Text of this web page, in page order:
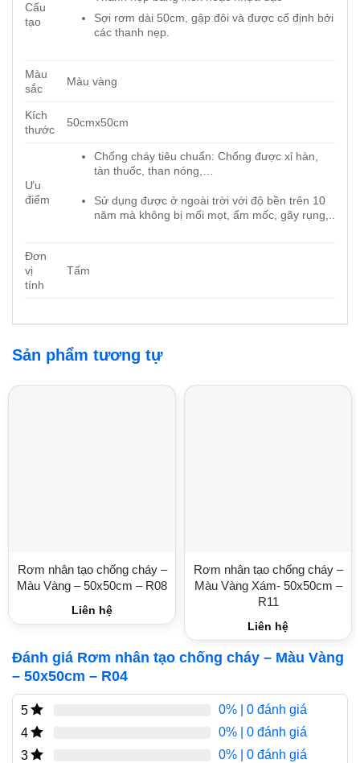
Cấu
tạo
Sợi rơm dài 50cm, gập đôi và được cố định bởi
các thanh nẹp.
Màu
sắc
Màu vàng
Kích
thước
50cmx50cm
Ưu
điểm
Chống cháy tiêu chuẩn: Chống được xỉ hàn,
tàn thuốc, than nóng,…
Sử dụng được ở ngoài trời với độ bền trên 10
năm mà không bị mối mọt, ẩm mốc, gãy rụng,..
Đơn
vị
tính
Tấm
Sản phẩm tương tự
Rơm nhân tạo chống cháy –
Màu Vàng – 50x50cm – R08
Liên hệ
Rơm nhân tạo chống cháy –
Màu Vàng Xám- 50x50cm –
R11
Liên hệ
Đánh giá Rơm nhân tạo chống cháy – Màu Vàng
– 50x50cm – R04
5 0% | 0 đánh giá
4
0% | 0 đánh giá
3
0% | 0 đánh giá